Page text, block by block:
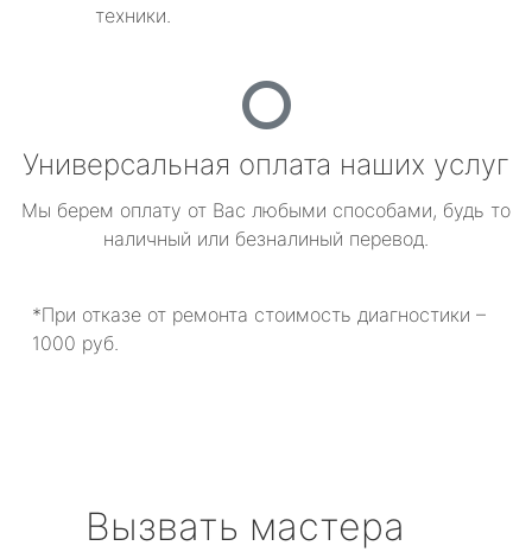
техники.
Универсальная оплата наших услуг
Мы берем оплату от Вас любыми способами, будь то
наличный или безналиный перевод.
*При отказе от ремонта стоимость диагностики –
1000 руб.
Вызвать мастера